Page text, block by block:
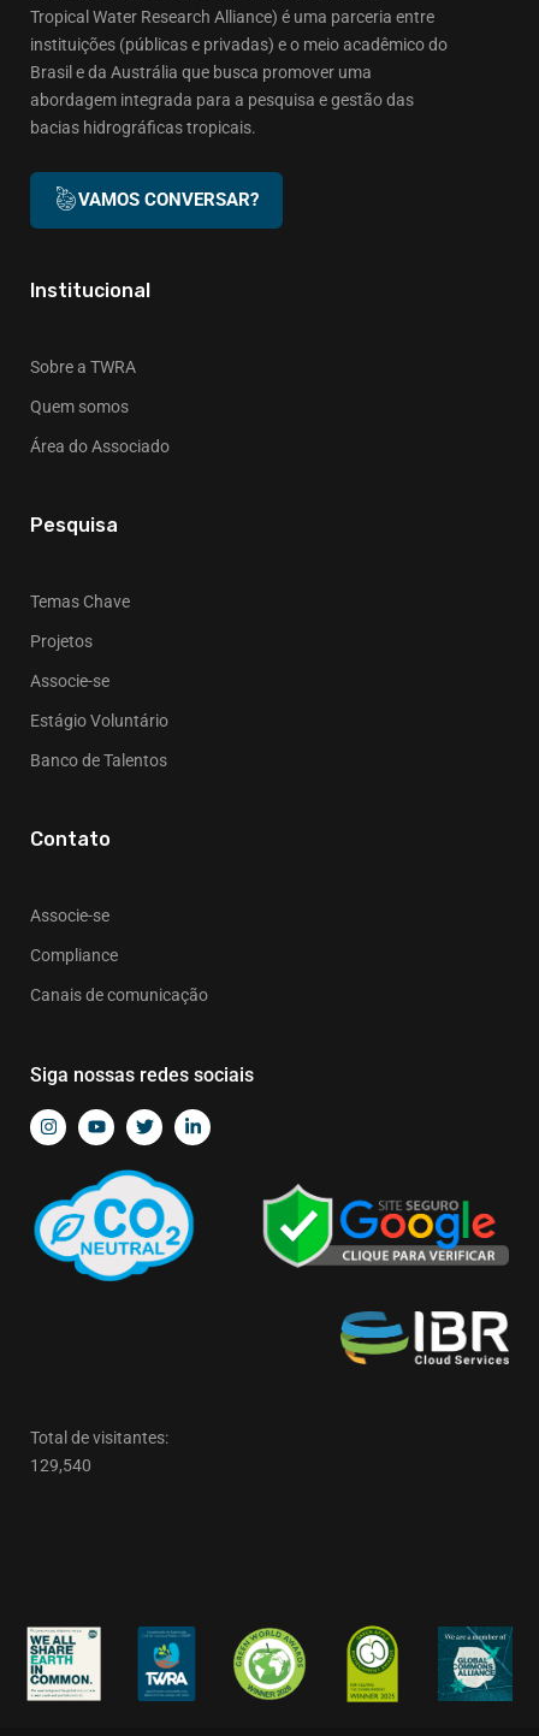
Tropical Water Research Alliance) é uma parceria entre
instituições (públicas e privadas) e o meio acadêmico do
Brasil e da Austrália que busca promover uma
abordagem integrada para a pesquisa e gestão das
bacias hidrográficas tropicais.
VAMOS CONVERSAR?
Institucional
Sobre a TWRA
Quem somos
Área do Associado
Pesquisa
Temas Chave
Projetos
Associe-se
Estágio Voluntário
Banco de Talentos
Contato
Associe-se
Compliance
Canais de comunicação
Siga nossas redes sociais
Total de visitantes:
129,540